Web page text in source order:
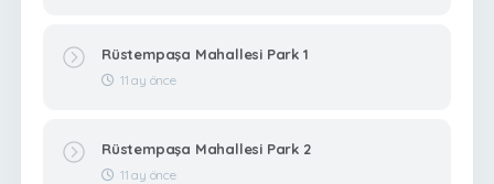
Rüstempaşa Mahallesi Park 1
11 ay önce
Rüstempaşa Mahallesi Park 2
11 ay önce